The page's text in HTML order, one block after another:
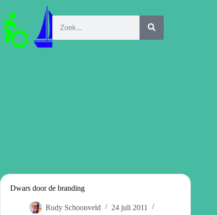
Dwars door de branding
Rudy Schoonveld
24 juli 2011